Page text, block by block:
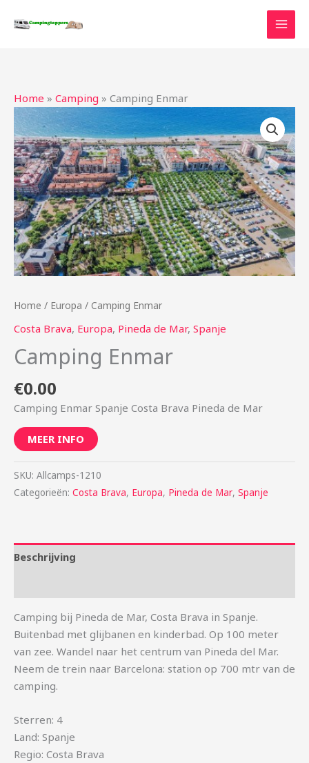
naar
Home » Camping » Camping Enmar
Home / Europa / Camping Enmar
Costa Brava, Europa, Pineda de Mar, Spanje
Camping Enmar
€0.00
Camping Enmar Spanje Costa Brava Pineda de Mar
MEER INFO
SKU: Allcamps-1210
Categorieën: Costa Brava, Europa, Pineda de Mar, Spanje
Beschrijving
Camping bij Pineda de Mar, Costa Brava in Spanje.
Buitenbad met glijbanen en kinderbad. Op 100 meter
van zee. Wandel naar het centrum van Pineda del Mar.
Neem de trein naar Barcelona: station op 700 mtr van de
camping.
Sterren: 4
Land: Spanje
Regio: Costa Brava